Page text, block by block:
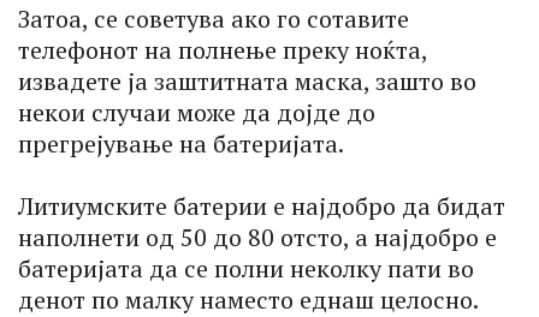
Затоа, се советува ако го сотавите
телефонот на полнење преку ноќта,
извадете ја заштитната маска, зашто во
некои случаи може да дојде до
прегрејување на батеријата.
Литиумските батерии е најдобро да бидат
наполнети од 50 до 80 отсто, а најдобро е
батеријата да се полни неколку пати во
денот по малку наместо еднаш целосно.